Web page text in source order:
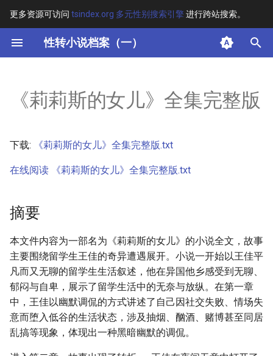
更多资源可访问 tsindex.org 多元性别搜索引擎进行跨站搜索。
性转小说档案（一）
键
搜
索
其他信息
正文
《莉莉斯的女儿》全集完整版
下载: 《莉莉斯的女儿》全集完整版.txt
在线阅读 《莉莉斯的女儿》全集完整版.txt
摘要
本文件内容为一部名为《莉莉斯的女儿》的小说全文，故事
主要围绕留学生王佳的奇异遭遇展开。小说一开始以王佳平
凡而又无聊的留学生生活叙述，他在异国他乡感受到无聊、
郁闷与自卑，展示了留学生活中的无奈与放纵。在第一章
中，王佳以幽默调侃的方式讲述了自己因社交失败、情场失
意而堕入低谷的生活状态，涉及抽烟、酗酒、赌博甚至同居
乱搞等现象，体现出一种黑暗幽默的调侃。